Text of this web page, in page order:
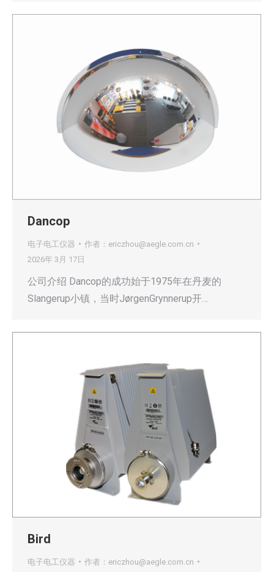
Dancop
电子电工仪器 作者： ericzhou@aegle.com.cn
2026年 3月 17日
公司介绍 Dancop的成功始于1975年在丹麦的
Slangerup小镇，当时JørgenGrynnerup开…
Bird
电子电工仪器 作者： ericzhou@aegle.com.cn